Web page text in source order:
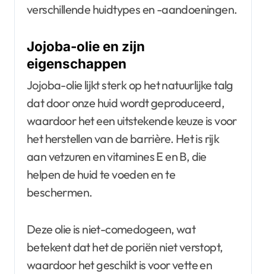
verschillende huidtypes en -aandoeningen.
Jojoba-olie en zijn
eigenschappen
Jojoba-olie lijkt sterk op het natuurlijke talg
dat door onze huid wordt geproduceerd,
waardoor het een uitstekende keuze is voor
het herstellen van de barrière. Het is rijk
aan vetzuren en vitamines E en B, die
helpen de huid te voeden en te
beschermen.
Deze olie is niet-comedogeen, wat
betekent dat het de poriën niet verstopt,
waardoor het geschikt is voor vette en